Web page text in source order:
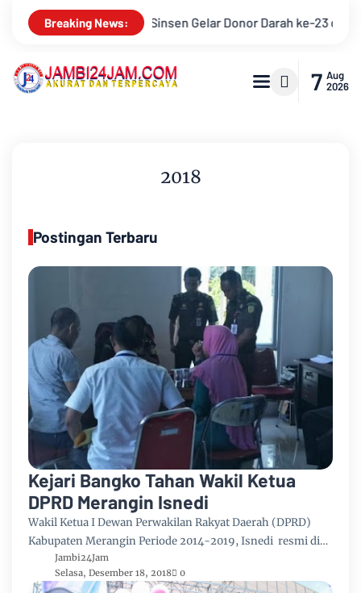
Breaking News:
Perayaan Anniversary Sinsen Bupati Muarojambi Hadiri
7 Aug
2026
2018
Postingan Terbaru
Kejari Bangko Tahan Wakil Ketua
DPRD Merangin Isnedi
Wakil Ketua I Dewan Perwakilan Rakyat Daerah (DPRD)
Kabupaten Merangin Periode 2014-2019, Isnedi resmi di…
Jambi24Jam
Selasa, Desember 18, 2018
0